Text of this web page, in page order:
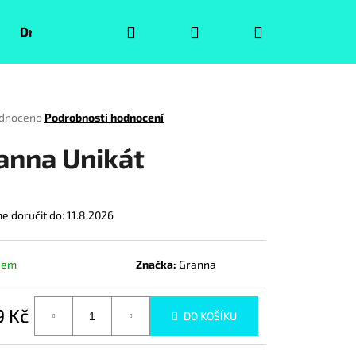
Druhá jakost Pokémoni Volný čas
Přihlášení
Podrobnosti hodnocení
Unikát
doručit do:11.8.2026
Značka: Granna
Kč DO KOŠÍKU
Následující